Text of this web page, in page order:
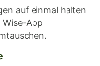
auf einmal halten
App